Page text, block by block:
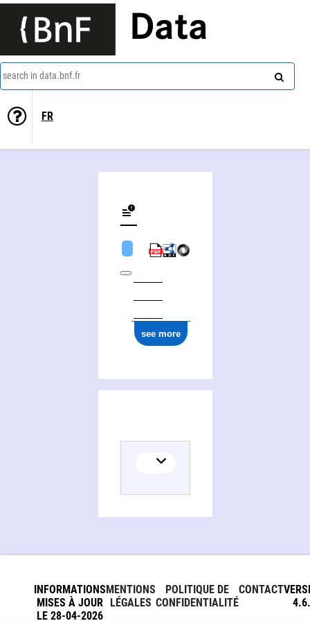
Data
search in data.bnf.fr
FR
see more
INFORMATIONS
MISES À JOUR
LE 28-04-2026
MENTIONS
LÉGALES
POLITIQUE DE
CONFIDENTIALITÉ
CONTACT